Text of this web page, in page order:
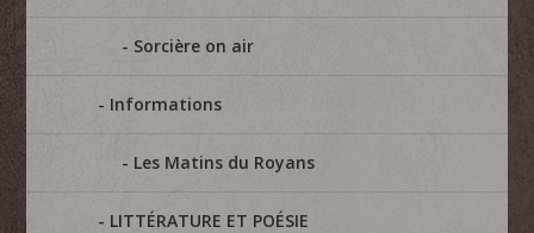
Sorcière on air
Informations
Les Matins du Royans
LITTÉRATURE ET POÉSIE